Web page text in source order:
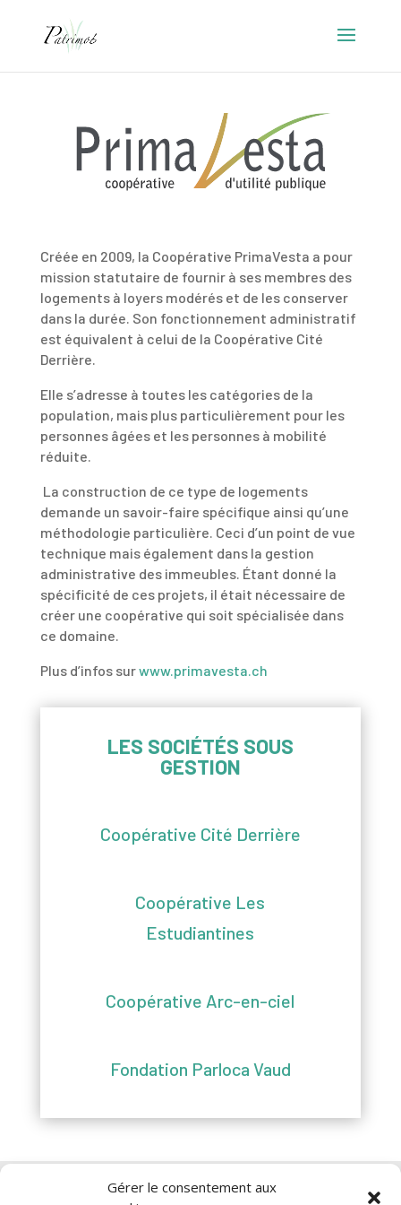
Gérer le consentement aux
Créée en 2009, la Coopérative PrimaVesta a pour
mission statutaire de fournir à ses membres des
logements à loyers modérés et de les conserver
dans la durée. Son fonctionnement administratif
est équivalent à celui de la Coopérative Cité
Derrière.
Elle s’adresse à toutes les catégories de la
population, mais plus particulièrement pour les
personnes âgées et les personnes à mobilité
réduite.
La construction de ce type de logements
demande un savoir-faire spécifique ainsi qu’une
méthodologie particulière. Ceci d’un point de vue
technique mais également dans la gestion
administrative des immeubles. Étant donné la
spécificité de ces projets, il était nécessaire de
créer une coopérative qui soit spécialisée dans
ce domaine.
Plus d’infos surwww.primavesta.ch
LES SOCIÉTÉS SOUS
GESTION
Coopérative Cité Derrière
Coopérative Les
Estudiantines
Coopérative Arc-en-ciel
Fondation Parloca Vaud